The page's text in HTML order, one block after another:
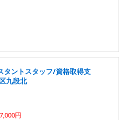
タントスタッフ/資格取得支
九段北
円